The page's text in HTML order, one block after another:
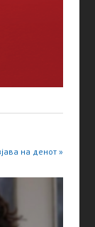
на денот »